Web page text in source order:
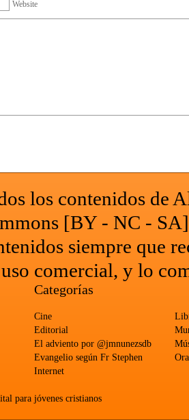
Website
los contenidos de
[BY - NC - SA]
siempre que
comercial, y lo
Categorías
Cine
Editorial
El adviento por @jmnunezsdb
Evangelio según Fr Stephen
Internet
para jóvenes cristianos